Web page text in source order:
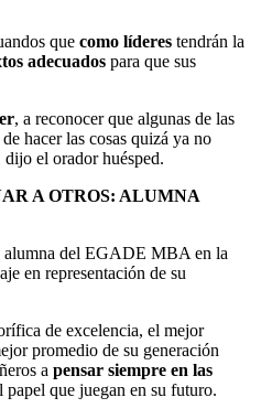
que como líderes tendrán la
adecuados para que sus
, a reconocer que algunas de las
hacer las cosas quizá ya no
el orador huésped.
A OTROS: ALUMNA
alumna del EGADE MBA en la
en representación de su
de excelencia, el mejor
promedio de su generación
a pensar siempre en las
papel que juegan en su futuro.